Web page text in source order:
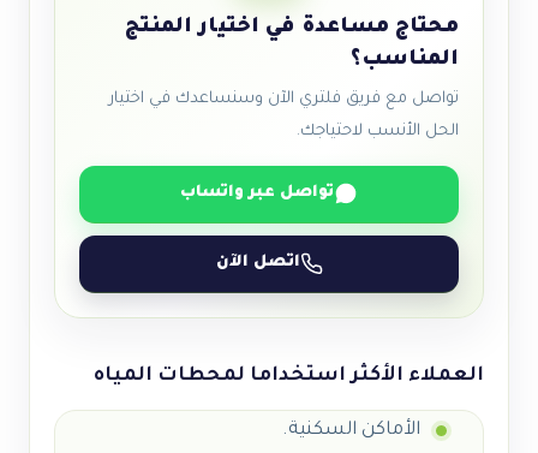
محتاج مساعدة في اختيار المنتج
المناسب؟
تواصل مع فريق فلتري الآن وسنساعدك في اختيار
الحل الأنسب لاحتياجك.
تواصل عبر واتساب
اتصل الآن
العملاء الأكثر استخداما لمحطات المياه
الأماكن السكنية.